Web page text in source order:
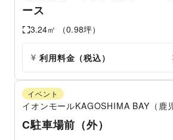
ース
3.24㎡ （0.98坪）
利用料金（税込）
イベント
イオンモールKAGOSHIMA BAY（鹿
C駐車場前（外）